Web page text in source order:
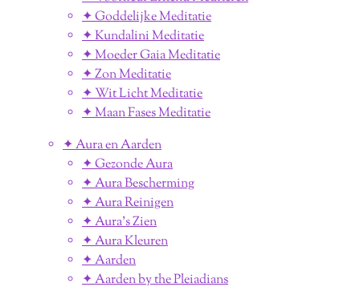
✦ Goddelijke Meditatie
✦ Kundalini Meditatie
✦ Moeder Gaia Meditatie
✦ Zon Meditatie
✦ Wit Licht Meditatie
✦ Maan Fases Meditatie
✦ Aura en Aarden
✦ Gezonde Aura
✦ Aura Bescherming
✦ Aura Reinigen
✦ Aura's Zien
✦ Aura Kleuren
✦ Aarden
✦ Aarden by the Pleiadians